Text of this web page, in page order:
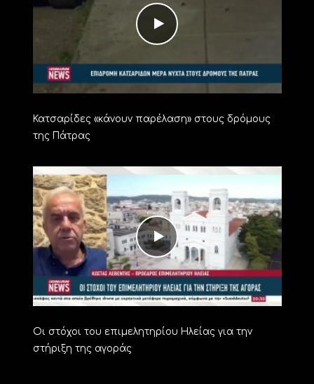
Κατσαρίδες «κάνουν παρέλαση» στους δρόμους
της Πάτρας
Οι στόχοι του επιμελητηρίου Ηλείας για την
στήριξη της αγοράς